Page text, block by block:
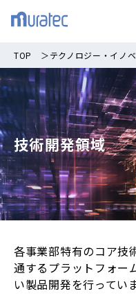
TOP ＞テクノロジー・イノ
技術開発領域
各事業部特有のコア技
通するプラットフォー
い製品開発を行っていま